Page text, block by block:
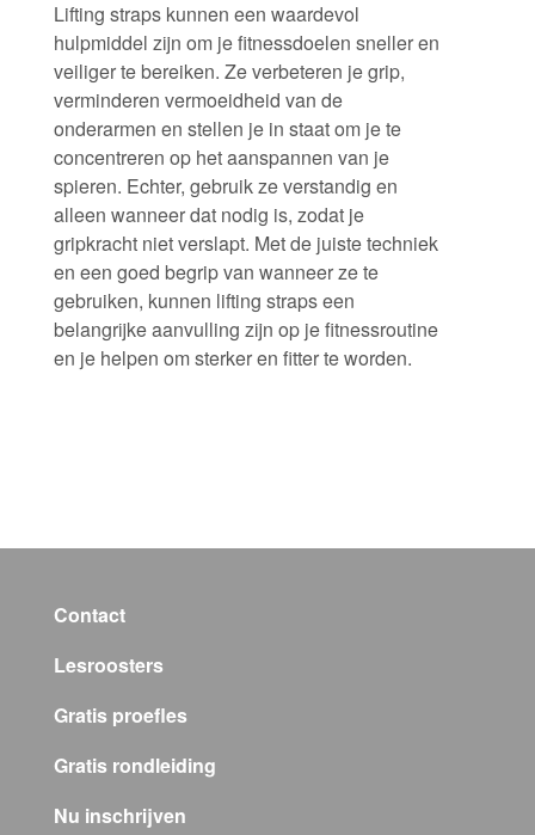
Lifting straps kunnen een waardevol
hulpmiddel zijn om je fitnessdoelen sneller en
veiliger te bereiken. Ze verbeteren je grip,
verminderen vermoeidheid van de
onderarmen en stellen je in staat om je te
concentreren op het aanspannen van je
spieren. Echter, gebruik ze verstandig en
alleen wanneer dat nodig is, zodat je
gripkracht niet verslapt. Met de juiste techniek
en een goed begrip van wanneer ze te
gebruiken, kunnen lifting straps een
belangrijke aanvulling zijn op je fitnessroutine
en je helpen om sterker en fitter te worden.
Contact
Lesroosters
Gratis proefles
Gratis rondleiding
Nu inschrijven